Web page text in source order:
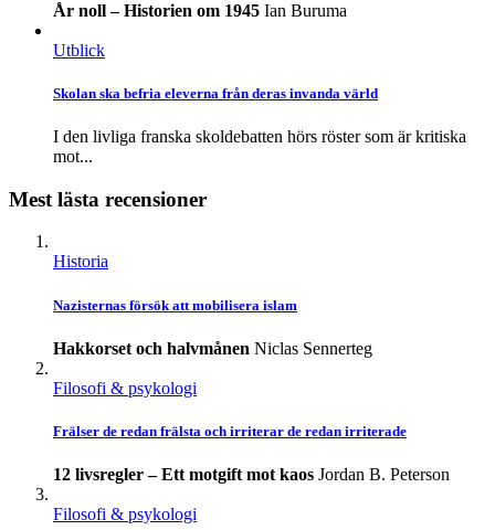
År noll – Historien om 1945 Ian Buruma
Utblick
Skolan ska befria eleverna från deras invanda värld
I den livliga franska skoldebatten hörs röster som är kritiska
mot...
Mest lästa recensioner
Historia
Nazisternas försök att mobilisera islam
Hakkorset och halvmånen Niclas Sennerteg
Filosofi & psykologi
Frälser de redan frälsta och irriterar de redan irriterade
12 livsregler – Ett motgift mot kaos Jordan B. Peterson
Filosofi & psykologi